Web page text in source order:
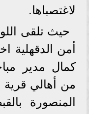
لاغتصباها.
حيث تلقى
أمن الدقهلية
كمال مدير
من أهالي
المنصورة